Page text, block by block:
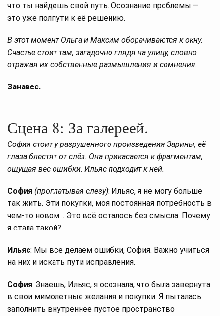
что ты найдешь свой путь. Осознание проблемы —
это уже полпути к её решению.
В этот момент Ольга и Максим оборачиваются к окну.
Счастье стоит там, загадочно глядя на улицу, словно
отражая их собственные размышления и сомнения.
Занавес.
Сцена 8: За галереей.
София стоит у разрушенного произведения Зарины, её
глаза блестят от слёз. Она прикасается к фрагментам,
ощущая вес ошибки. Ильяс подходит к ней.
София (проглатывая слезу): Ильяс, я не могу больше
так жить. Эти покупки, моя постоянная потребность в
чем-то новом… Это всё осталось без смысла. Почему
я стала такой?
Ильяс: Мы все делаем ошибки, София. Важно учиться
на них и искать пути исправления.
София: Знаешь, Ильяс, я осознала, что была завернута
в свои мимолетные желания и покупки. Я пыталась
заполнить внутреннее пустое пространство